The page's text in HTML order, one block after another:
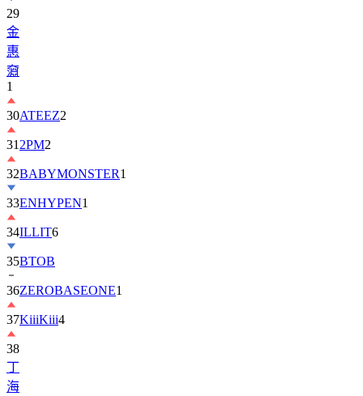
29
金
惠
奫
1
30ATEEZ2
31 2PM2
32BABYMONSTER1
33ENHYPEN1
34ILLIT6
35BTOB
36ZEROBASEONE1
37KiiiKiii4
38
丁
海